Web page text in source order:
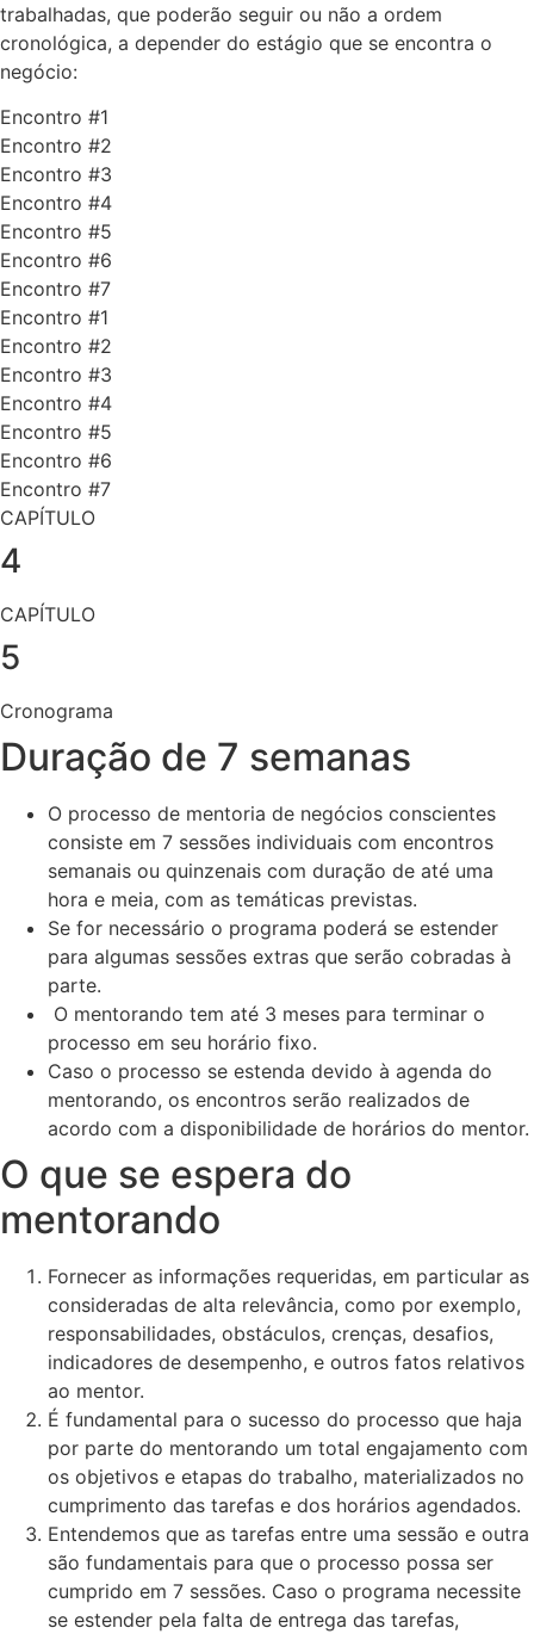
trabalhadas, que poderão seguir ou não a ordem
cronológica, a depender do estágio que se encontra o
negócio:
Encontro #1
Encontro #2
Encontro #3
Encontro #4
Encontro #5
Encontro #6
Encontro #7
Encontro #1
Encontro #2
Encontro #3
Encontro #4
Encontro #5
Encontro #6
Encontro #7
CAPÍTULO
4
CAPÍTULO
5
Cronograma
Duração de 7 semanas
O processo de mentoria de negócios conscientes
consiste em 7 sessões individuais com encontros
semanais ou quinzenais com duração de até uma
hora e meia, com as temáticas previstas.
Se for necessário o programa poderá se estender
para algumas sessões extras que serão cobradas à
parte.
O mentorando tem até 3 meses para terminar o
processo em seu horário fixo.
Caso o processo se estenda devido à agenda do
mentorando, os encontros serão realizados de
acordo com a disponibilidade de horários do mentor.
O que se espera do
mentorando
Fornecer as informações requeridas, em particular as
consideradas de alta relevância, como por exemplo,
responsabilidades, obstáculos, crenças, desafios,
indicadores de desempenho, e outros fatos relativos
ao mentor.
É fundamental para o sucesso do processo que haja
por parte do mentorando um total engajamento com
os objetivos e etapas do trabalho, materializados no
cumprimento das tarefas e dos horários agendados.
Entendemos que as tarefas entre uma sessão e outra
são fundamentais para que o processo possa ser
cumprido em 7 sessões. Caso o programa necessite
se estender pela falta de entrega das tarefas,